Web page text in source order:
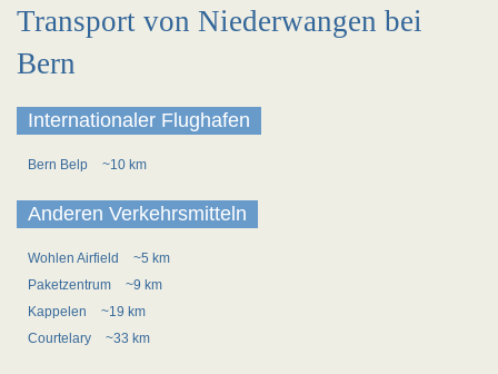
Transport von Niederwangen bei
Bern
Internationaler Flughafen
Bern Belp ~10 km
Anderen Verkehrsmitteln
Wohlen Airfield
~5 km
Paketzentrum
~9 km
Kappelen
~19 km
Courtelary
~33 km